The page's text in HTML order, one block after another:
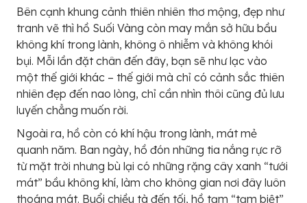
Bên cạnh khung cảnh thiên nhiên thơ mộng, đẹp như
tranh vẽ thì hồ Suối Vàng còn may mắn sở hữu bầu
không khí trong lành, không ô nhiễm và không khói
bụi. Mỗi lần đặt chân đến đây, bạn sẽ như lạc vào
một thế giới khác – thế giới mà chỉ có cảnh sắc thiên
nhiên đẹp đến nao lòng, chỉ cần nhìn thôi cũng đủ lưu
luyến chẳng muốn rời.
Ngoài ra, hồ còn có khí hậu trong lành, mát mẻ
quanh năm. Ban ngày, hồ đón những tia nắng rực rỡ
từ mặt trời nhưng bù lại có những rặng cây xanh “tưới
mát” bầu không khí, làm cho không gian nơi đây luôn
thoáng mát. Buổi chiều tà đến tối, hồ tạm “tạm biệt”